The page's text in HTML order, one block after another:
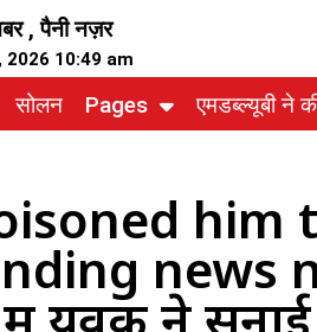
, पैनी नज़र
2026 10:49 am
सोलन Pages एमडब्ल्यूबी ने
him
news